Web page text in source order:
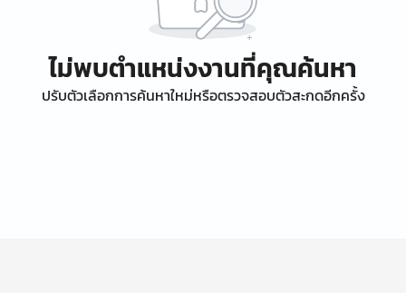
ไม่พบตำแหน่งงานที่คุณค้นหา
ปรับตัวเลือกการค้นหาใหม่หรือตรวจสอบตัวสะกดอีกครั้ง